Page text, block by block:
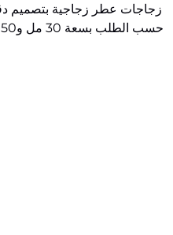
زجاجات عطر زجاجية بتصميم